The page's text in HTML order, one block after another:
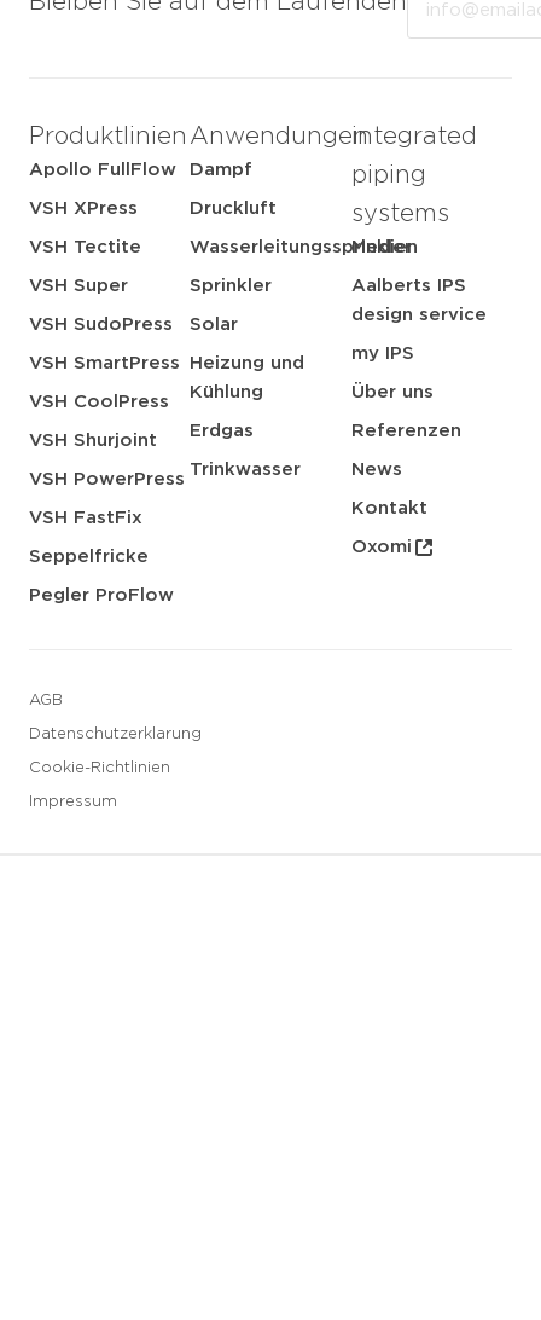
Produktlinien
Apollo FullFlow
VSH XPress
VSH Tectite
VSH Super
VSH SudoPress
VSH SmartPress
VSH CoolPress
VSH Shurjoint
VSH PowerPress
VSH FastFix
Seppelfricke
Pegler ProFlow
Anwendungen
Dampf
Druckluft
Wasserleitungssprinkler
Sprinkler
Solar
Heizung und
Kühlung
Erdgas
Trinkwasser
integrated
piping
systems
Medien
Aalberts IPS
design service
my IPS
Über uns
Referenzen
News
Kontakt
Oxomi
AGB
Datenschutzerklarung
Cookie-Richtlinien
Impressum